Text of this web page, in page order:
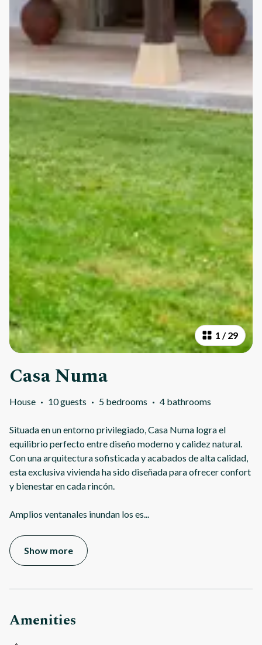
1 /29
Casa Numa
House · 10 guests · 5 bedrooms · 4 bathrooms
Situada en un entorno privilegiado, Casa Numa logra el
equilibrio perfecto entre diseño moderno y calidez natural.
Con una arquitectura sofisticada y acabados de alta calidad,
esta exclusiva vivienda ha sido diseñada para ofrecer confort
y bienestar en cada rincón.
Amplios ventanales inundan los es...
Show more
Amenities